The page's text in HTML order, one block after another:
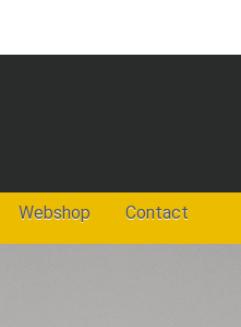
Webshop Contact